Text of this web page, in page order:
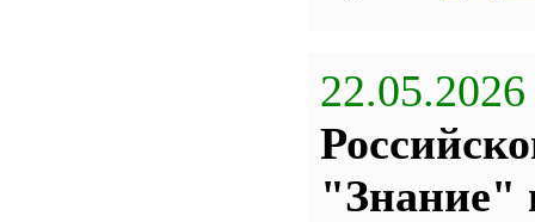
22.05.2026
"Знание"